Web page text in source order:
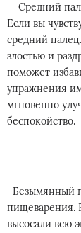
Средний
Если вы
средний
злостью и
поможет
упражнения
мгновенно
беспокойство.
Безымянный
пищеварения.
высосали всю